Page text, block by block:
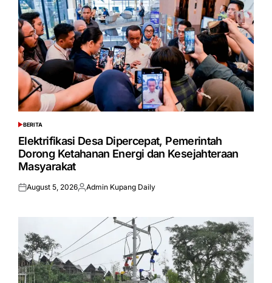
POSTED
IN
BERITA
Elektrifikasi Desa Dipercepat, Pemerintah
Dorong Ketahanan Energi dan Kesejahteraan
Masyarakat
Posted
August 5, 2026Posted
Admin Kupang Daily